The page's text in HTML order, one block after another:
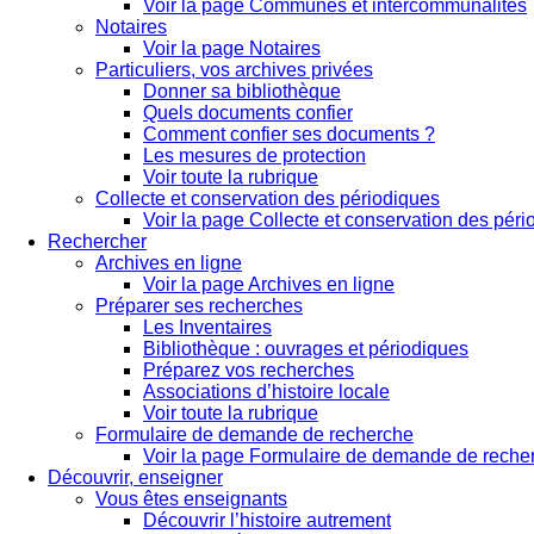
Voir la page Communes et intercommunalités
Notaires
Voir la page Notaires
Particuliers, vos archives privées
Donner sa bibliothèque
Quels documents confier
Comment confier ses documents ?
Les mesures de protection
Voir toute la rubrique
Collecte et conservation des périodiques
Voir la page Collecte et conservation des
Rechercher
Archives en ligne
Voir la page Archives en ligne
Préparer ses recherches
Les Inventaires
Bibliothèque : ouvrages et périodiques
Préparez vos recherches
Associations d’histoire locale
Voir toute la rubrique
Formulaire de demande de recherche
Voir la page Formulaire de demande de
Découvrir, enseigner
Vous êtes enseignants
Découvrir l’histoire autrement